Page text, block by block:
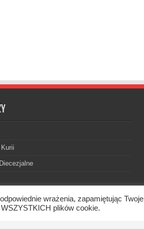
wrażenia, zapamiętując Twoje
plików cookie.